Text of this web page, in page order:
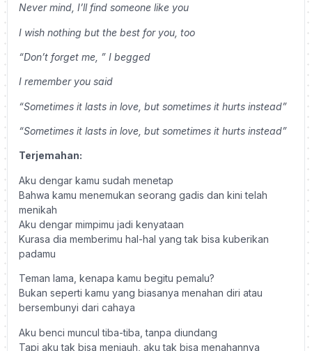
Never mind, I’ll find someone like you
I wish nothing but the best for you, too
“Don’t forget me, ” I begged
I remember you said
“Sometimes it lasts in love, but sometimes it hurts instead”
“Sometimes it lasts in love, but sometimes it hurts instead”
Terjemahan:
Aku dengar kamu sudah menetap
Bahwa kamu menemukan seorang gadis dan kini telah
menikah
Aku dengar mimpimu jadi kenyataan
Kurasa dia memberimu hal-hal yang tak bisa kuberikan
padamu
Teman lama, kenapa kamu begitu pemalu?
Bukan seperti kamu yang biasanya menahan diri atau
bersembunyi dari cahaya
Aku benci muncul tiba-tiba, tanpa diundang
Tapi aku tak bisa menjauh, aku tak bisa menahannya